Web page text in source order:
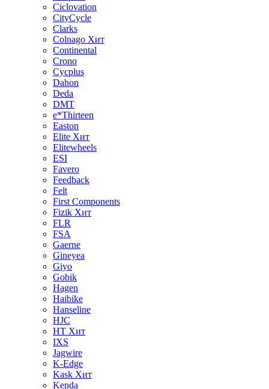
Ciclovation
CityCycle
Clarks
Colnago Хит
Continental
Crono
Cycplus
Dahon
Deda
DMT
e*Thirteen
Easton
Elite Хит
Elitewheels
ESI
Favero
Feedback
Felt
First Components
Fizik Хит
FLR
FSA
Gaerne
Gineyea
Giyo
Gobik
Hagen
Haibike
Hanseline
HJC
HT Хит
IXS
Jagwire
K-Edge
Kask Хит
Kenda